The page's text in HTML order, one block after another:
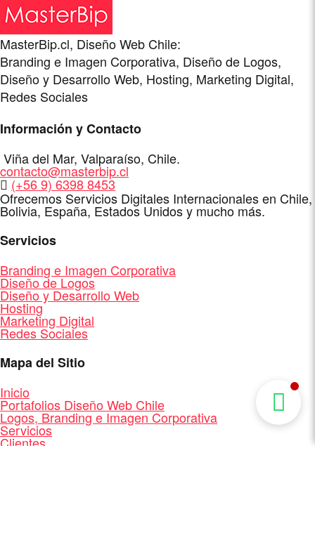
MasterBip.cl, Diseño Web Chile:
Branding e Imagen Corporativa, Diseño de Logos,
Diseño y Desarrollo Web, Hosting, Marketing Digital,
Redes Sociales
Información y Contacto
Dirección
Viña del Mar, Valparaíso, Chile.
E-
Mail
contacto@masterbip.cl
WhatsApp
(+56 9) 6398 8453
Ofrecemos Servicios Digitales Internacionales en Chile,
Bolivia, España, Estados Unidos y mucho más.
Servicios
Branding e Imagen Corporativa
Diseño de Logos
Diseño y Desarrollo Web
Hosting
Marketing Digital
Redes Sociales
Mapa del Sitio
Inicio
Portafolios Diseño Web Chile
Logos, Branding e Imagen Corporativa
Servicios
Clientes